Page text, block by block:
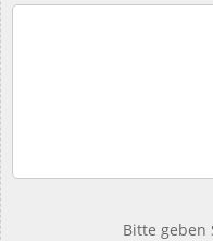
Bitte geben